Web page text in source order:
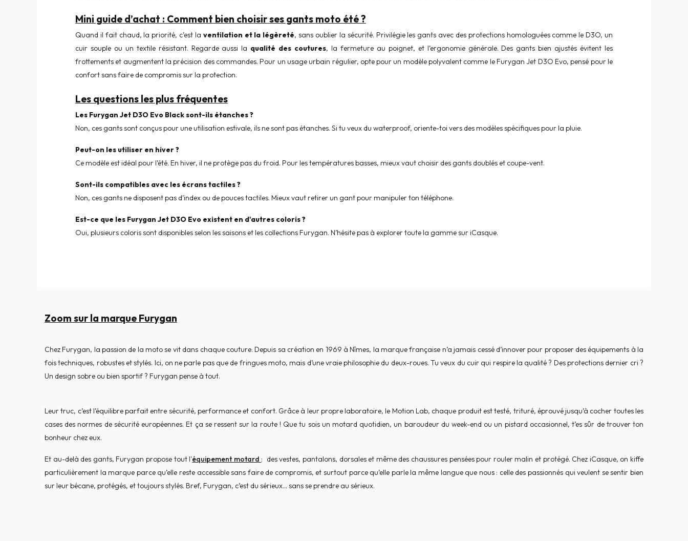
Mini guide d’achat : Comment bien choisir ses gants moto été ?
Quand il fait chaud, la priorité, c’est la ventilation et la légèreté, sans oublier la sécurité. Privilégie les gants avec des protections homologuées comme le D3O, un
cuir souple ou un textile résistant. Regarde aussi la qualité des coutures, la fermeture au poignet, et l’ergonomie générale. Des gants bien ajustés évitent les
frottements et augmentent la précision des commandes. Pour un usage urbain régulier, opte pour un modèle polyvalent comme le Furygan Jet D3O Evo, pensé pour le
confort sans faire de compromis sur la protection.
Les questions les plus fréquentes
Les Furygan Jet D3O Evo Black sont-ils étanches ?
Non, ces gants sont conçus pour une utilisation estivale, ils ne sont pas étanches. Si tu veux du waterproof, oriente-toi vers des modèles spécifiques pour la pluie.
Peut-on les utiliser en hiver ?
Ce modèle est idéal pour l’été. En hiver, il ne protège pas du froid. Pour les températures basses, mieux vaut choisir des gants doublés et coupe-vent.
Sont-ils compatibles avec les écrans tactiles ?
Non, ces gants ne disposent pas d’index ou de pouces tactiles. Mieux vaut retirer un gant pour manipuler ton téléphone.
Est-ce que les Furygan Jet D3O Evo existent en d'autres coloris ?
Oui, plusieurs coloris sont disponibles selon les saisons et les collections Furygan. N’hésite pas à explorer toute la gamme sur iCasque.
Zoom sur la marque Furygan
Chez Furygan, la passion de la moto se vit dans chaque couture. Depuis sa création en 1969 à Nîmes, la marque française n’a jamais cessé d’innover pour proposer des équipements à la
fois techniques, robustes et stylés. Ici, on ne parle pas que de fringues moto, mais d’une vraie philosophie du deux-roues. Tu veux du cuir qui respire la qualité ? Des protections dernier cri ?
Un design sobre ou bien sportif ? Furygan pense à tout.
Leur truc, c’est l’équilibre parfait entre sécurité, performance et confort. Grâce à leur propre laboratoire, le Motion Lab, chaque produit est testé, trituré, éprouvé jusqu’à cocher toutes les
cases des normes de sécurité européennes. Et ça se ressent sur la route ! Que tu sois un motard quotidien, un baroudeur du week-end ou un pistard occasionnel, t’es sûr de trouver ton
bonheur chez eux.
Et au-delà des gants, Furygan propose tout l'équipement motard : des vestes, pantalons, dorsales et même des chaussures pensées pour rouler malin et protégé. Chez iCasque, on kiffe
particulièrement la marque parce qu’elle reste accessible sans faire de compromis, et surtout parce qu’elle parle la même langue que nous : celle des passionnés qui veulent se sentir bien
sur leur bécane, protégés, et toujours stylés. Bref, Furygan, c’est du sérieux… sans se prendre au sérieux.